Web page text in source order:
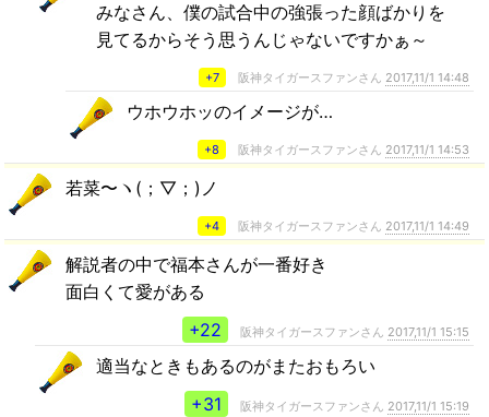
みなさん、僕の試合中の強張った顔ばかりを
見てるからそう思うんじゃないですかぁ～
+7 阪神タイガースファンさん 2017,11/1 14:48
ウホウホッのイメージが…
+8 阪神タイガースファンさん 2017,11/1 14:53
若菜〜ヽ(；▽；)ノ
+4 阪神タイガースファンさん 2017,11/1 14:49
解説者の中で福本さんが一番好き
面白くて愛がある
+22
阪神タイガースファンさん 2017,11/1 15:15
適当なときもあるのがまたおもろい
+31
阪神タイガースファンさん 2017,11/1 15:19